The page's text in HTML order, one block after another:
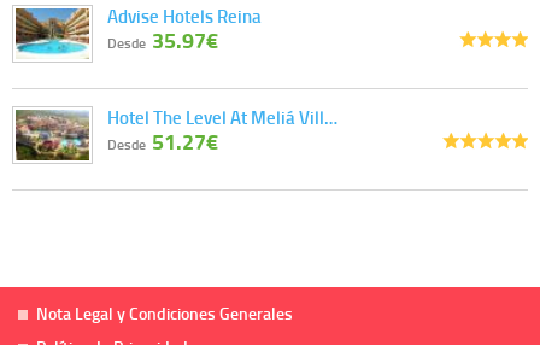
Advise Hotels Reina
Desde 35.97€
Hotel The Level At Meliá Vill…
Desde 51.27€
Nota Legal y Condiciones Generales